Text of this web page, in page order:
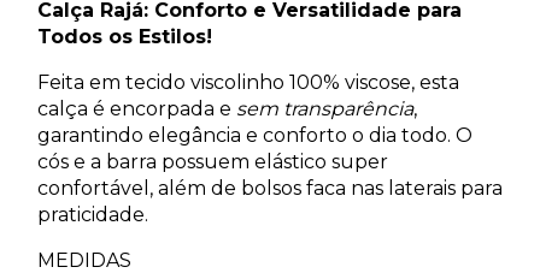
Calça Rajá: Conforto e Versatilidade para
Todos os Estilos!
Feita em tecido viscolinho 100% viscose, esta
calça é encorpada e sem transparência,
garantindo elegância e conforto o dia todo. O
cós e a barra possuem elástico super
confortável, além de bolsos faca nas laterais para
praticidade.
MEDIDAS